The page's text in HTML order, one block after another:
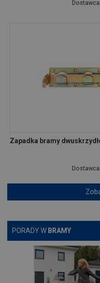
Dostawca:
Zapadka bramy
Dostawca:
PORADY W BRAMY